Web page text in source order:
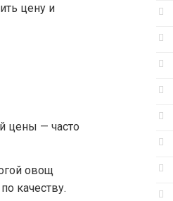
цену и
цены — часто
овощ
качеству.